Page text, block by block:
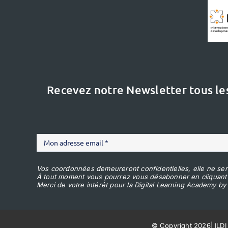
Recevez notre Newsletter tous
Vos coordonnées demeureront confidentielles, elle ne
À tout moment vous pourrez vous désabonner en
Merci de votre intérêt pour la Digital Learning Academy by
© Copyright 2026| ILDI